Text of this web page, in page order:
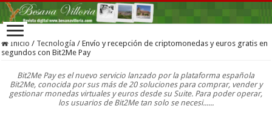
Inicio / Tecnología / Envío y recepción de criptomonedas y euros gratis en
segundos con Bit2Me Pay
Bit2Me Pay es el nuevo servicio lanzado por la plataforma española
Bit2Me, conocida por sus más de 20 soluciones para comprar, vender y
gestionar monedas virtuales y euros desde su Suite. Para poder operar,
los usuarios de Bit2Me tan solo se necesi......